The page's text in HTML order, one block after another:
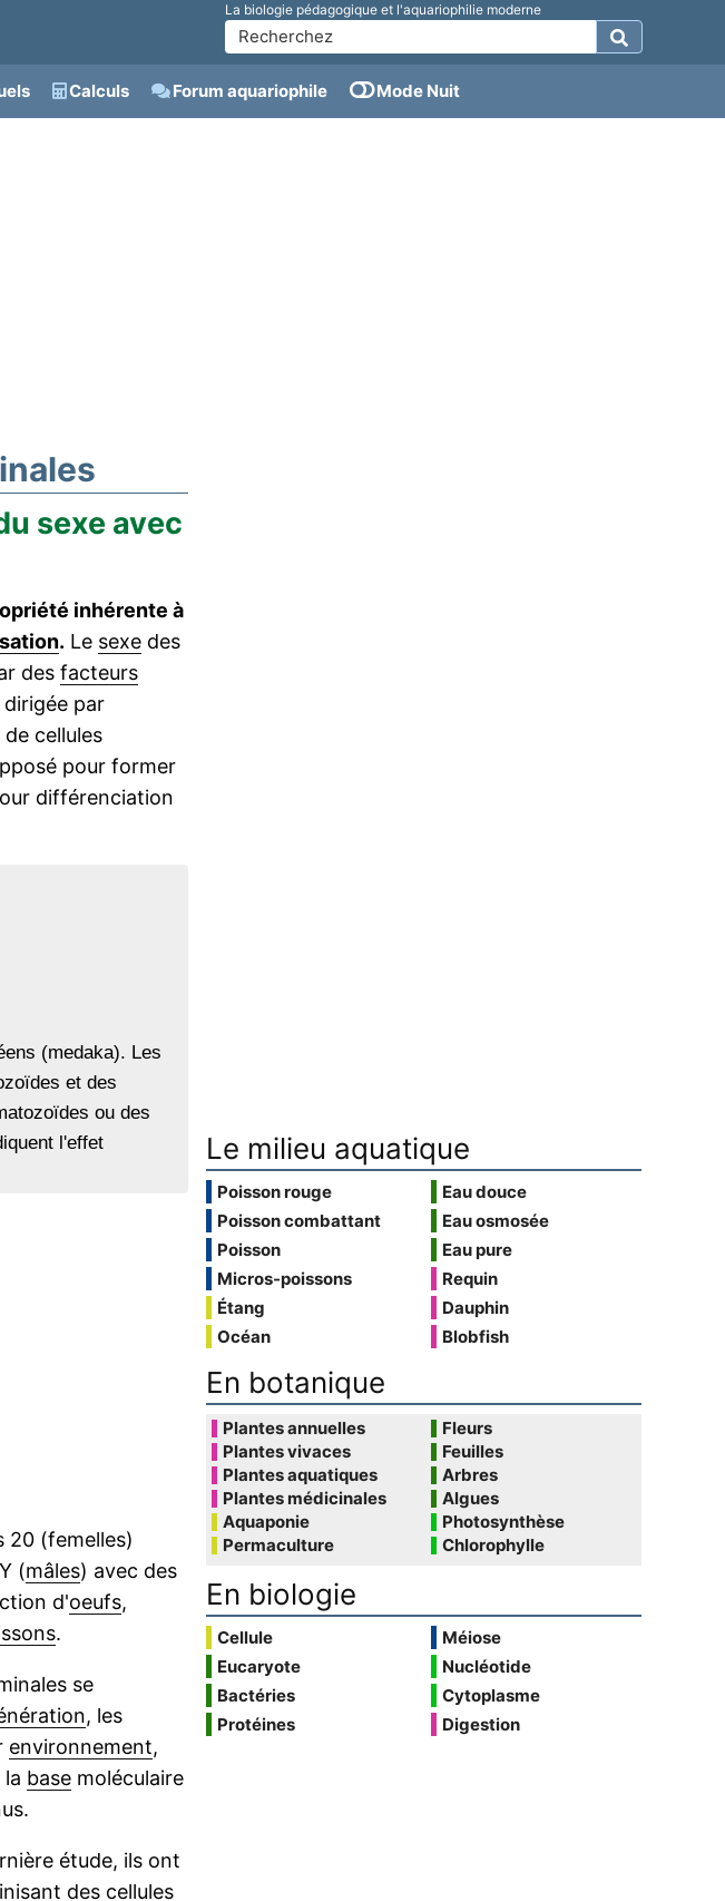
La biologie pédagogique et l'aquariophilie moderne
Calculs Forum aquariophile Mode Nuit
sexe avec
inhérente à
. Le sexe des
des facteurs
par
cellules
pour former
différenciation
(medaka). Les
et des
ou des
l'effet
20 (femelles)
(mâles) avec des
d'oeufs,
.
se
, les
environnement,
base moléculaire
étude, ils ont
des cellules
Le milieu aquatique
Poisson rouge
Poisson combattant
Poisson
Micros-poissons
Étang
Océan
Eau douce
Eau osmosée
Eau pure
Requin
Dauphin
Blobfish
En botanique
Plantes annuelles
Plantes vivaces
Plantes aquatiques
Plantes médicinales
Aquaponie
Permaculture
Fleurs
Feuilles
Arbres
Algues
Photosynthèse
Chlorophylle
En biologie
Cellule
Eucaryote
Bactéries
Protéines
Méiose
Nucléotide
Cytoplasme
Digestion